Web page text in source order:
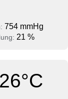
754 mmHg
21 %